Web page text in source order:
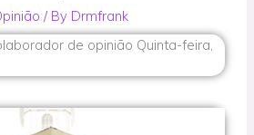
/ By Drmfrank
de opinião Quinta-feira,